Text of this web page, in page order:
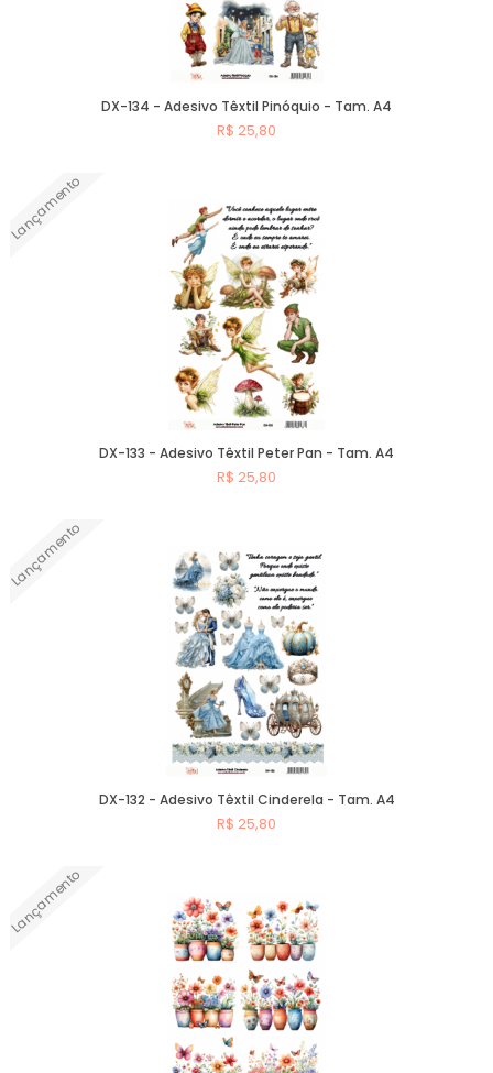
DX-134 - Adesivo Têxtil Pinóquio - Tam. A4
R$ 25,80
Lançamento
DX-133 - Adesivo Têxtil Peter Pan - Tam. A4
R$ 25,80
Lançamento
DX-132 - Adesivo Têxtil Cinderela - Tam. A4
R$ 25,80
Lançamento